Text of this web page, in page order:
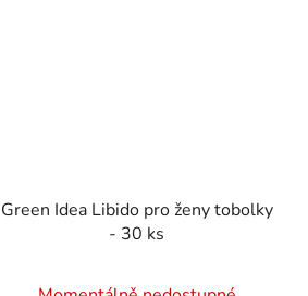
Green Idea Libido pro ženy tobolky
- 30 ks